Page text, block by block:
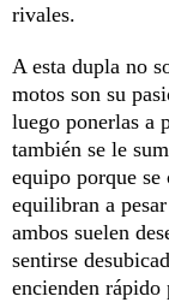
rivales.
A esta dupla no
motos son su
luego ponerlas a
también se le
equipo porque
equilibran a
ambos suelen
sentirse
encienden rápido